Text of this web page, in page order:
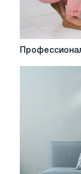
Restoration